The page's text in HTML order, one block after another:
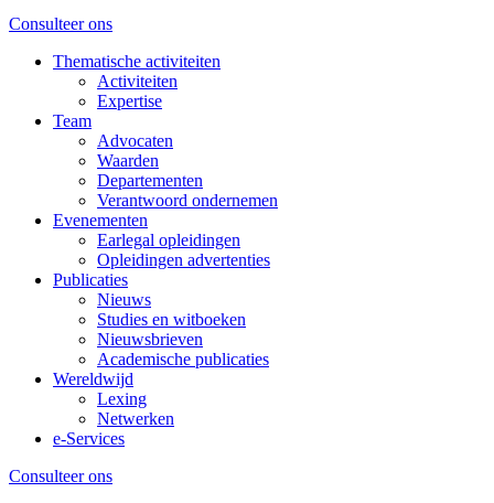
Consulteer ons
Thematische activiteiten
Activiteiten
Expertise
Team
Advocaten
Waarden
Departementen
Verantwoord ondernemen
Evenementen
Earlegal opleidingen
Opleidingen advertenties
Publicaties
Nieuws
Studies en witboeken
Nieuwsbrieven
Academische publicaties
Wereldwijd
Lexing
Netwerken
e-Services
Consulteer ons